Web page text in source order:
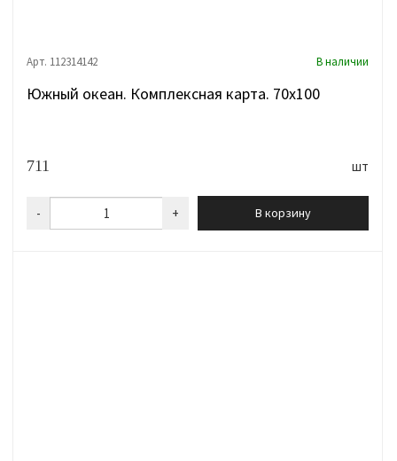
Арт. 112314142 В наличии
Южный океан. Комплексная карта. 70х100
711 шт
- + В корзину